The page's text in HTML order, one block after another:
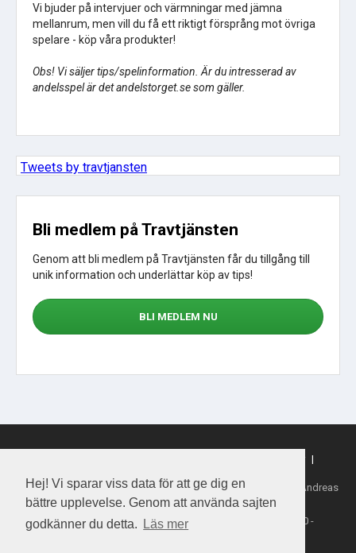
Hej! Vi sparar viss data för att ge dig en
bättre upplevelse. Genom att använda sajten
godkänner du detta.
Läs mer
Vi bjuder på intervjuer och värmningar med jämna
mellanrum, men vill du få ett riktigt försprång mot övriga
spelare - köp våra produkter!
Obs! Vi säljer tips/spelinformation. Är du intresserad av
andelsspel är det andelstorget.se som gäller.
Tweets by travtjansten
Bli medlem på Travtjänsten
Genom att bli medlem på Travtjänsten får du tillgång till
unik information och underlättar köp av tips!
BLI MEDLEM NU
|
Tillhandahållare: Daytime Media House AB, Ansvarig utgivare: Andreas
Henriksson
Copyright 2026 Daytime Media House AB 556763-4828
Spel från ATG - Åldersgräns 18 år - Stödlinjen 020-81 91 00 -
Spelalagom.se